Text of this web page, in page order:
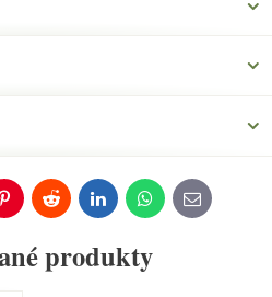
PinterestReddit LinkedInWhatsApp
E-
mail
produkty